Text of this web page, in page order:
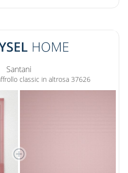
Santani
classic in altrosa 37626